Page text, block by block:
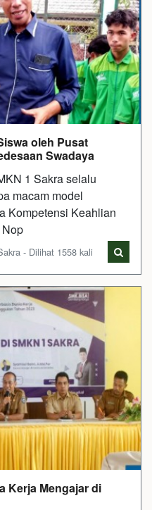
oleh Pusat
Swadaya
1 Sakra selalu
macam model
Kompetensi Keahlian
- Dilihat 1558 kali
Kerja Mengajar di